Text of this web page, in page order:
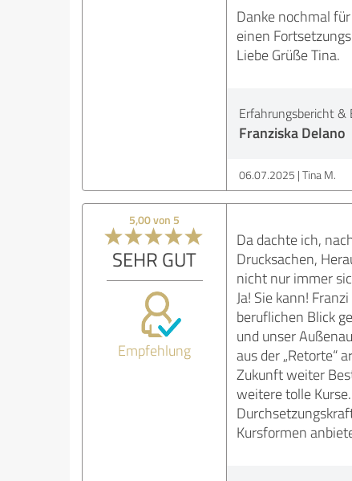
Danke nochmal
einen
Liebe Grüße Tina.
Erfahrungsbericht &
Franziska Delano
06.07.2025 Tina M.
5,00 von 5
SEHR GUT
Empfehlung
Da dachte ich,
Drucksachen,
nicht nur immer
Ja! Sie kann!
beruflichen Blick
und unser
aus der „Retorte“
Zukunft weiter
weitere tolle
Kursformen